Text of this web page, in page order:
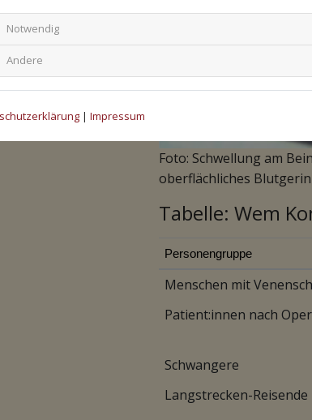
Foto: Schwellung am
oberflächliches
Tabelle: Wem
Personengruppe
Menschen mit
Patient:innen nach
Schwangere
Langstrecken-Reisende
Notwendig
Andere
| Impressum